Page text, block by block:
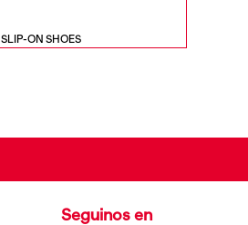
ON SHOES
Seguinos en